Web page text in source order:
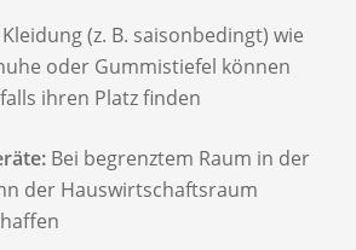
(z. B. saisonbedingt) wie
oder Gummistiefel können
ihren Platz finden
Bei begrenztem Raum in der
der Hauswirtschaftsraum